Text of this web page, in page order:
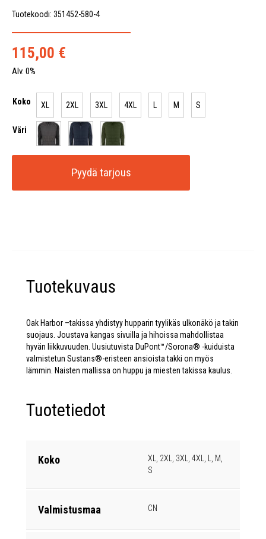
Tuotekoodi: 351452-580-4
115,00 €
Alv. 0%
Koko XL 2XL 3XL 4XL L M S
Väri
Pyydä tarjous
Tuotekuvaus
Oak Harbor –takissa yhdistyy hupparin tyylikäs ulkonäkö ja takin
suojaus. Joustava kangas sivuilla ja hihoissa mahdollistaa
hyvän liikkuvuuden. Uusiutuvista DuPont™/Sorona® -kuiduista
valmistetun Sustans®-eristeen ansioista takki on myös
lämmin. Naisten mallissa on huppu ja miesten takissa kaulus.
Tuotetiedot
Koko
XL, 2XL, 3XL, 4XL, L, M,
S
Valmistusmaa CN